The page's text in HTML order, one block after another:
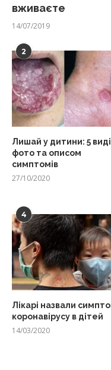
вживаєте
14/07/2019
2
Лишай у дитини: 5
фото та описом
симптомів
27/10/2020
4
Лікарі назвали
коронавірусу в дітей
14/03/2020